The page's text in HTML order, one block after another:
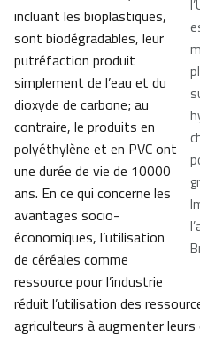
incluant les bioplastiques,
sont biodégradables, leur
putréfaction produit
simplement de l’eau et du
dioxyde de carbone; au
contraire, le produits en
polyéthylène et en PVC ont
une durée de vie de 10000
ans. En ce qui concerne les
avantages socio-
économiques, l’utilisation
de céréales comme
ressource pour l’industrie
réduit l’utilisation des
agriculteurs à augmenter leurs